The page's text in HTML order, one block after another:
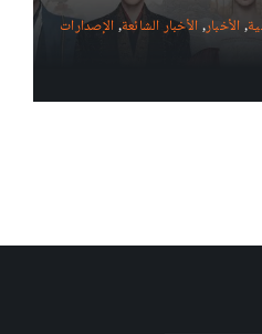
,الأخبار,الأخبار الشائعة,الإصدارات